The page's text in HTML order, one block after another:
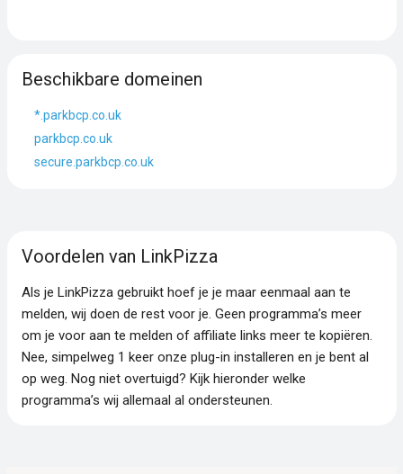
Beschikbare domeinen
*.parkbcp.co.uk
parkbcp.co.uk
secure.parkbcp.co.uk
Voordelen van LinkPizza
Als je LinkPizza gebruikt hoef je je maar eenmaal aan te
melden, wij doen de rest voor je. Geen programma’s meer
om je voor aan te melden of affiliate links meer te kopiëren.
Nee, simpelweg 1 keer onze plug-in installeren en je bent al
op weg. Nog niet overtuigd? Kijk hieronder welke
programma’s wij allemaal al ondersteunen.